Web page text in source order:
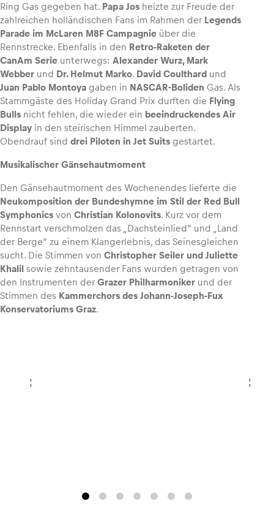
Ring Gas gegeben hat. Papa Jos heizte zur Freude der
zahlreichen holländischen Fans im Rahmen der Legends
Parade im McLaren M8F Campagnie über die
Rennstrecke. Ebenfalls in den Retro-Raketen der
CanAm Serie unterwegs: Alexander Wurz, Mark
Webber und Dr. Helmut Marko. David Coulthard und
Juan Pablo Montoya gaben in NASCAR-Boliden Gas. Als
Stammgäste des Holiday Grand Prix durften die Flying
Bulls nicht fehlen, die wieder ein beeindruckendes Air
Display in den steirischen Himmel zauberten.
Obendrauf sind drei Piloten in Jet Suits gestartet.
Musikalischer Gänsehautmoment
Den Gänsehautmoment des Wochenendes lieferte die
Neukomposition der Bundeshymne im Stil der Red Bull
Symphonics von Christian Kolonovits. Kurz vor dem
Rennstart verschmolzen das „Dachsteinlied“ und „Land
der Berge“ zu einem Klangerlebnis, das Seinesgleichen
sucht. Die Stimmen von Christopher Seiler und Juliette
Khalil sowie zehntausender Fans wurden getragen von
den Instrumenten derGrazer Philharmoniker und der
Stimmen des Kammerchors des Johann-Joseph-Fux
Konservatoriums Graz.